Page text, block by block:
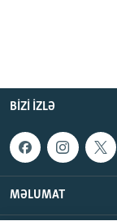
BIZI IZLƏ
MƏLUMAT